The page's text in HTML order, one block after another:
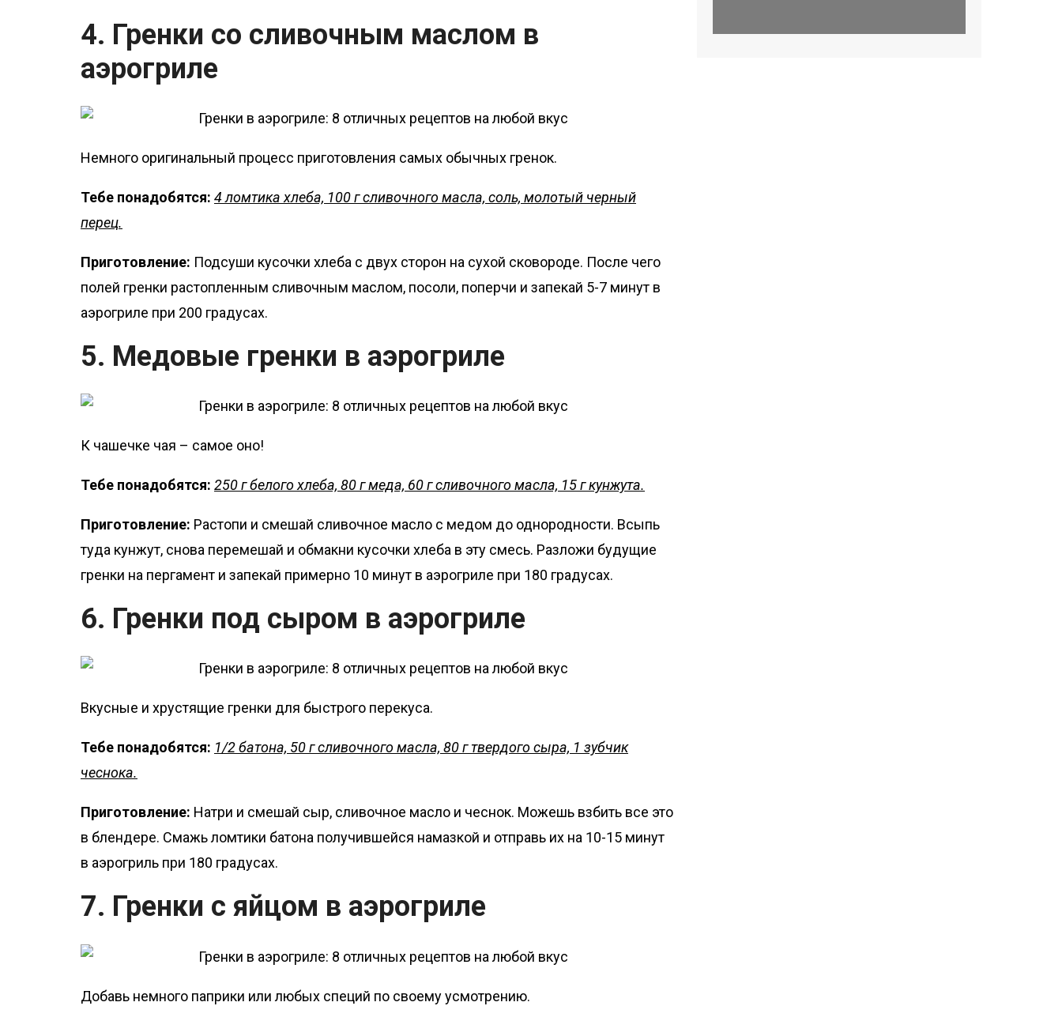
4. Гренки со сливочным маслом в
аэрогриле
Немного оригинальный процесс приготовления самых обычных гренок.
Тебе понадобятся: 4 ломтика хлеба, 100 г сливочного масла, соль, молотый черный
перец.
Приготовление: Подсуши кусочки хлеба с двух сторон на сухой сковороде. После чего
полей гренки растопленным сливочным маслом, посоли, поперчи и запекай 5-7 минут в
аэрогриле при 200 градусах.
5. Медовые гренки в аэрогриле
К чашечке чая – самое оно!
Тебе понадобятся: 250 г белого хлеба, 80 г меда, 60 г сливочного масла, 15 г кунжута.
Приготовление: Растопи и смешай сливочное масло с медом до однородности. Всыпь
туда кунжут, снова перемешай и обмакни кусочки хлеба в эту смесь. Разложи будущие
гренки на пергамент и запекай примерно 10 минут в аэрогриле при 180 градусах.
6. Гренки под сыром в аэрогриле
Вкусные и хрустящие гренки для быстрого перекуса.
Тебе понадобятся: 1/2 батона, 50 г сливочного масла, 80 г твердого сыра, 1 зубчик
чеснока.
Приготовление: Натри и смешай сыр, сливочное масло и чеснок. Можешь взбить все это
в блендере. Смажь ломтики батона получившейся намазкой и отправь их на 10-15 минут
в аэрогриль при 180 градусах.
7. Гренки с яйцом в аэрогриле
Добавь немного паприки или любых специй по своему усмотрению.